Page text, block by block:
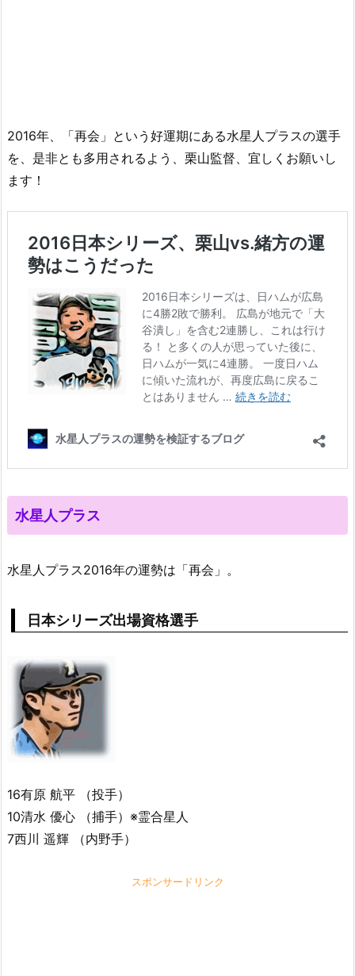
2016年、「再会」という好運期にある水星人プラスの選手
を、是非とも多用されるよう、栗山監督、宜しくお願いし
ます！
水星人プラス
水星人プラス2016年の運勢は「再会」。
日本シリーズ出場資格選手
16有原 航平 （投手）
10清水 優心 （捕手）※霊合星人
7西川 遥輝 （内野手）
スポンサードリンク